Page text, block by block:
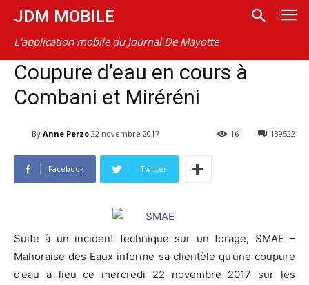
JDM MOBILE
L'application mobile du Journal De Mayotte
Coupure d’eau en cours à
Combani et Miréréni
By Anne Perzo 22 novembre 2017 139522
161
Facebook Twitter
Suite à un incident technique sur un forage, SMAE –
Mahoraise des Eaux informe sa clientèle qu’une coupure
d’eau a lieu ce mercredi 22 novembre 2017 sur les